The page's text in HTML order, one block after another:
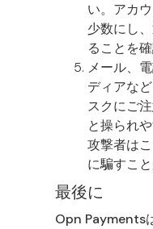
い。アカ
少数にし
ることを
メール、
ディアな
スクにご
と操られ
攻撃者は
に騙すこと
最後に
Opn Payments